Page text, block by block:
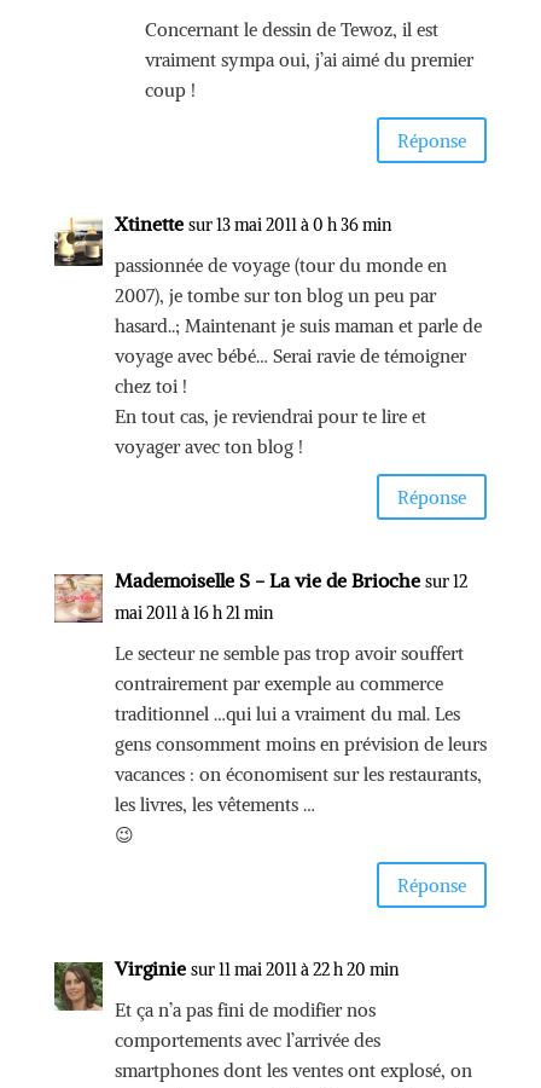
Concernant le dessin de Tewoz, il est
vraiment sympa oui, j’ai aimé du premier
coup !
Réponse
Xtinette sur 13 mai 2011 à 0 h 36 min
passionnée de voyage (tour du monde en
2007), je tombe sur ton blog un peu par
hasard..; Maintenant je suis maman et parle de
voyage avec bébé… Serai ravie de témoigner
chez toi !
En tout cas, je reviendrai pour te lire et
voyager avec ton blog !
Réponse
Mademoiselle S - La vie de Brioche sur 12
mai 2011 à 16 h 21 min
Le secteur ne semble pas trop avoir souffert
contrairement par exemple au commerce
traditionnel …qui lui a vraiment du mal. Les
gens consomment moins en prévision de leurs
vacances : on économisent sur les restaurants,
les livres, les vêtements …
😉
Réponse
Virginie sur 11 mai 2011 à 22 h 20 min
Et ça n’a pas fini de modifier nos
comportements avec l’arrivée des
smartphones dont les ventes ont explosé, on